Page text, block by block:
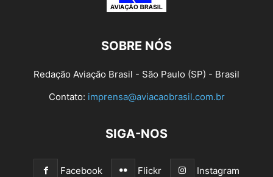
SOBRE NÓS
Redação Aviação Brasil - São Paulo (SP) - Brasil
Contato: imprensa@aviacaobrasil.com.br
SIGA-NOS
Facebook Flickr Instagram